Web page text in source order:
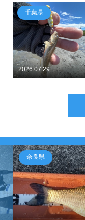
2026.07.29
千葉県
奈良県